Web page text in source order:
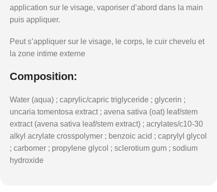
application sur le visage, vaporiser d’abord dans la main
puis appliquer.
Peut s’appliquer sur le visage, le corps, le cuir chevelu et
la zone intime externe
Composition:
Water (aqua) ; caprylic/capric triglyceride ; glycerin ;
uncaria tomentosa extract ; avena sativa (oat) leaf/stem
extract (avena sativa leaf/stem extract) ; acrylates/c10-30
alkyl acrylate crosspolymer ; benzoic acid ; caprylyl glycol
; carbomer ; propylene glycol ; sclerotium gum ; sodium
hydroxide